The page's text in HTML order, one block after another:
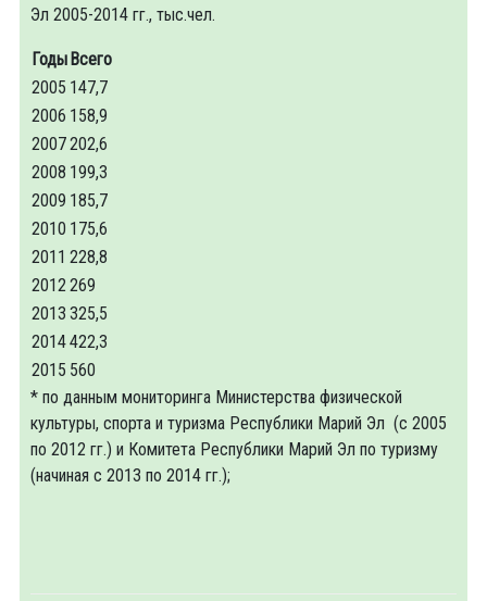
Эл 2005-2014 гг., тыс.чел.
Годы Всего
2005 147,7
2006 158,9
2007202,6
2008 199,3
2009 185,7
2010 175,6
2011 228,8
2012 269
2013 325,5
2014422,3
2015 560
* по данным мониторинга Министерства физической
культуры, спорта и туризма Республики Марий Эл (с 2005
по 2012 гг.) и Комитета Республики Марий Эл по туризму
(начиная с 2013 по 2014 гг.);